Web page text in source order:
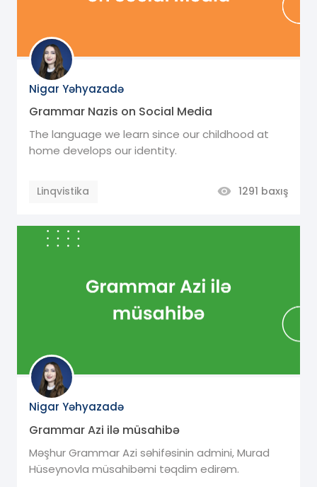
Nigar Yəhyazadə
Grammar Nazis on Social Media‌
The language we learn since our childhood at
home develops our identity.
Linqvistika 1291 baxış
Nigar Yəhyazadə
Grammar Azi ilə müsahibə
Məşhur Grammar Azi səhifəsinin admini, Murad
Hüseynovla müsahibəmi təqdim edirəm.